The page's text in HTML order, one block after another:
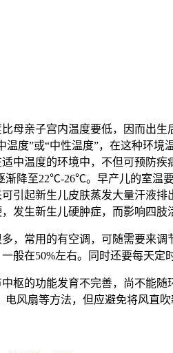
亲子宫内温度要低，因而出生
温度”或“中性温度”，在这种环
中温度的环境中，不但可预防
降至22℃-26℃。早产儿的室温
引起新生儿皮肤蒸发大量汗液
发生新生儿硬肿症，而影响四
常用的有空调，可随需要来调
般在50%左右。同时还要每天定
的功能发育不完善，尚不能随
风扇等方法，但应避免将风直